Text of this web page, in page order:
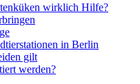
wirklich Hilfe?
in Berlin
gilt
werden?